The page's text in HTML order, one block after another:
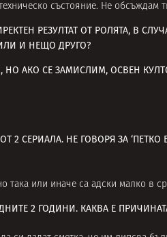
състояние. Не обсъждам
РЕЗУЛТАТ ОТ РОЛЯТА, В
И НЕЩО ДРУГО?
АКО СЕ ЗАМИСЛИМ, ОСВЕН
СЕРИАЛА. НЕ ГОВОРЯ ЗА ‘ПЕТКО
така или иначе са адски малко в
2 ГОДИНИ. КАКВА Е